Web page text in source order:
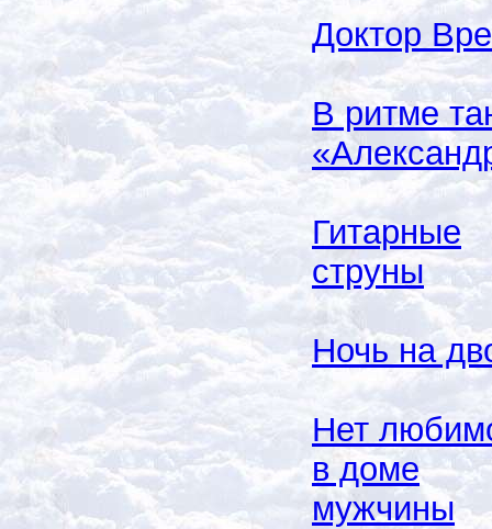
Доктор
В ритме
Гитарные
струны
Ночь на
Нет
в доме
мужчины